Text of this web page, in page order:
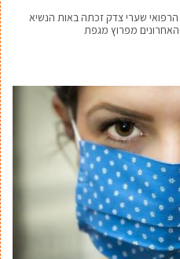
שערי צדק זכתה באות הנשיא
מפרוץ מגפת